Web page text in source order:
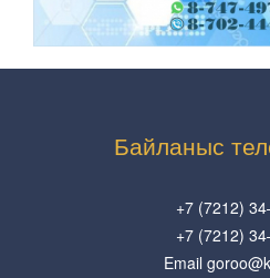
Байланыс
+7 (7212)
+7 (7212)
Email